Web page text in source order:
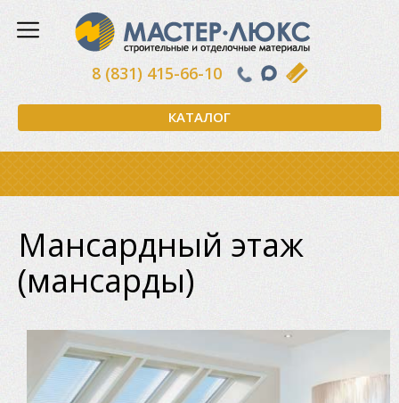
КАТАЛОГ
8 (831) 415-66-10
Мансардный этаж
(мансарды)